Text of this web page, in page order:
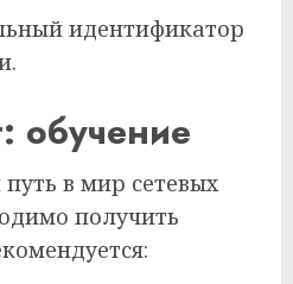
идентификатор
обучение
в мир сетевых
получить